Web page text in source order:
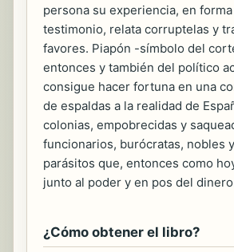
persona su experiencia, en
testimonio, relata corruptelas y
favores. Piapón -símbolo del
entonces y también del político
consigue hacer fortuna en una
de espaldas a la realidad de
colonias, empobrecidas y
funcionarios, burócratas, nobles
parásitos que, entonces como
junto al poder y en pos del
¿Cómo obtener el libro?